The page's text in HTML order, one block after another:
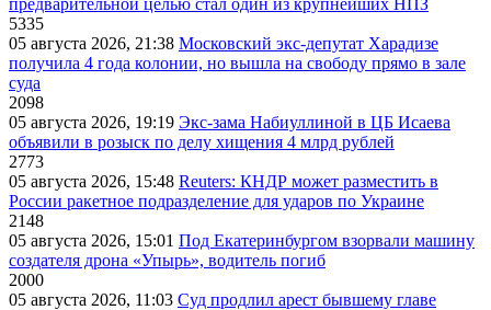
предварительной целью стал один из крупнейших НПЗ
5335
05 августа 2026, 21:38 Московский экс-депутат Харадизе
получила 4 года колонии, но вышла на свободу прямо в зале
суда
2098
05 августа 2026, 19:19 Экс-зама Набиуллиной в ЦБ Исаева
объявили в розыск по делу хищения 4 млрд рублей
2773
05 августа 2026, 15:48 Reuters: КНДР может разместить в
России ракетное подразделение для ударов по Украине
2148
05 августа 2026, 15:01 Под Екатеринбургом взорвали машину
создателя дрона «Упырь», водитель погиб
2000
05 августа 2026, 11:03 Суд продлил арест бывшему главе